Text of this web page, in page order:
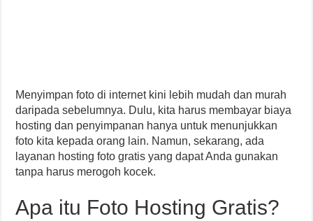
Menyimpan foto di internet kini lebih mudah dan murah
daripada sebelumnya. Dulu, kita harus membayar biaya
hosting dan penyimpanan hanya untuk menunjukkan
foto kita kepada orang lain. Namun, sekarang, ada
layanan hosting foto gratis yang dapat Anda gunakan
tanpa harus merogoh kocek.
Apa itu Foto Hosting Gratis?